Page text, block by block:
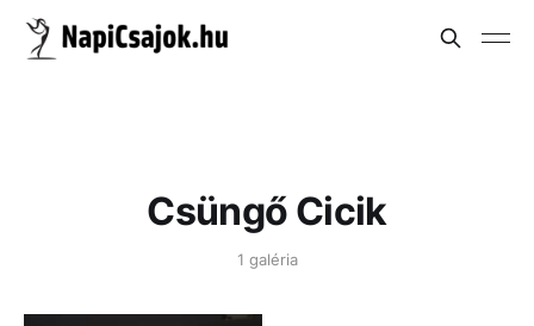
Csüngő Cicik
1 galéria